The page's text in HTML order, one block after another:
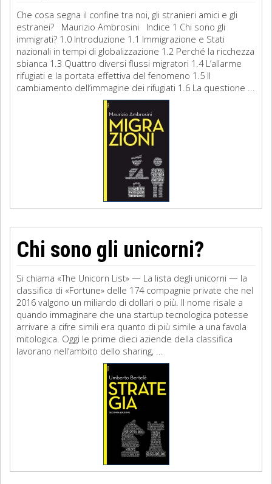
Che cosa segna il confine tra noi, gli stranieri amici e gli
estranei? Maurizio Ambrosini Indice 1 Chi sono gli
immigrati? 1.0 Introduzione 1.1 Immigrazione e Stati
nazionali in tempi di globalizzazione 1.2 Perché la ricchezza
sbianca 1.3 Quattro diversi flussi migratori 1.4 L’allarme
rifugiati e la portata effettiva del fenomeno 1.5 Il
cambiamento dell’immagine dei rifugiati 1.6 La questione ...
Chi sono gli unicorni?
Si chiama «The Unicorn List» — La lista degli unicorni — la
classifica di «Fortune» delle 174 compagnie private che nel
2016 valgono un miliardo di dollari o più. Il nome risale a
quando immaginare che una startup tecnologica potesse
arrivare a cifre simili era quanto di più simile a una favola
mitologica. Oggi le prime dieci aziende della classifica
lavorano nell’ambito dello sharing, ...